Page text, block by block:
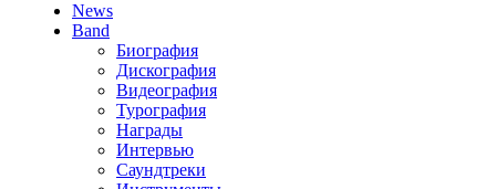
News
Band
Биография
Дискография
Видеография
Турография
Награды
Интервью
Саундтреки